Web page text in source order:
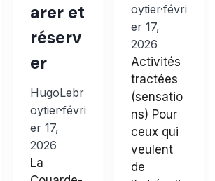
arer et
réserv
er
HugoLebr
oytier·févri
er 17,
2026
La
oytier·févri
er 17,
2026
Activités
tractées
(sensatio
ns) Pour
ceux qui
veulent
de